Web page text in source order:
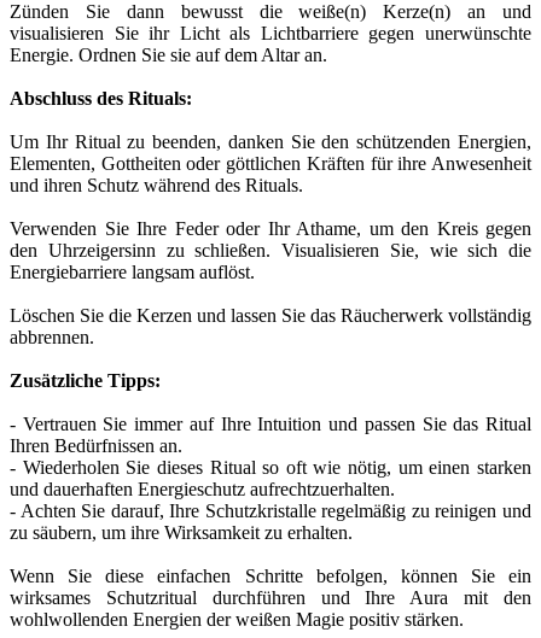
Zünden Sie dann bewusst die weiße(n) Kerze(n) an und
visualisieren Sie ihr Licht als Lichtbarriere gegen unerwünschte
Energie. Ordnen Sie sie auf dem Altar an.
Abschluss des Rituals:
Um Ihr Ritual zu beenden, danken Sie den schützenden Energien,
Elementen, Gottheiten oder göttlichen Kräften für ihre Anwesenheit
und ihren Schutz während des Rituals.
Verwenden Sie Ihre Feder oder Ihr Athame, um den Kreis gegen
den Uhrzeigersinn zu schließen. Visualisieren Sie, wie sich die
Energiebarriere langsam auflöst.
Löschen Sie die Kerzen und lassen Sie das Räucherwerk vollständig
abbrennen.
Zusätzliche Tipps:
- Vertrauen Sie immer auf Ihre Intuition und passen Sie das Ritual
Ihren Bedürfnissen an.
- Wiederholen Sie dieses Ritual so oft wie nötig, um einen starken
und dauerhaften Energieschutz aufrechtzuerhalten.
- Achten Sie darauf, Ihre Schutzkristalle regelmäßig zu reinigen und
zu säubern, um ihre Wirksamkeit zu erhalten.
Wenn Sie diese einfachen Schritte befolgen, können Sie ein
wirksames Schutzritual durchführen und Ihre Aura mit den
wohlwollenden Energien der weißen Magie positiv stärken.